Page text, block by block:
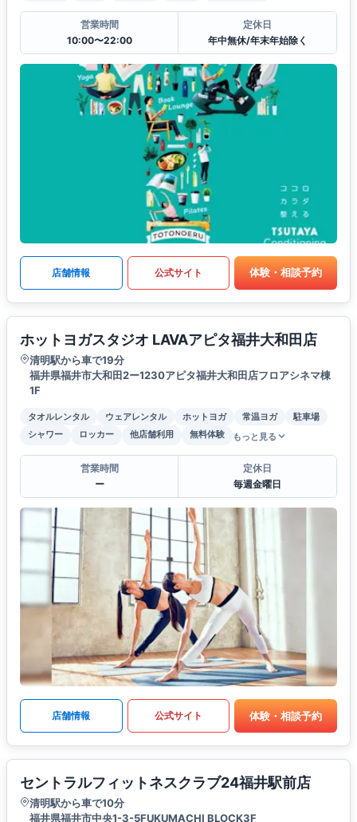
営業時間
10:00〜22:00
定休日
年中無休/年末年始除く
店舗情報 公式サイト 体験・相談予約
ホットヨガスタジオ LAVAアピタ福井大和田店
清明駅から車で19分
福井県福井市大和田2ー1230アピタ福井大和田店フロアシネマ棟
1F
タオルレンタル ウェアレンタル ホットヨガ 常温ヨガ
駐車場
シャワー
ロッカー 他店舗利用 無料体験 もっと見る
営業時間
ー
定休日
毎週金曜日
店舗情報 公式サイト 体験・相談予約
セントラルフィットネスクラブ24福井駅前店
清明駅から車で10分
福井県福井市中央1-3-5FUKUMACHI BLOCK3F